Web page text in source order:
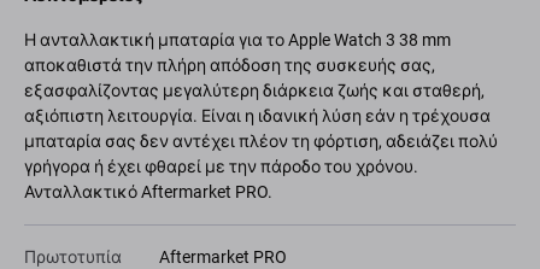
Η ανταλλακτική μπαταρία για το Apple Watch 3 38 mm
αποκαθιστά την πλήρη απόδοση της συσκευής σας,
εξασφαλίζοντας μεγαλύτερη διάρκεια ζωής και σταθερή,
αξιόπιστη λειτουργία. Είναι η ιδανική λύση εάν η τρέχουσα
μπαταρία σας δεν αντέχει πλέον τη φόρτιση, αδειάζει πολύ
γρήγορα ή έχει φθαρεί με την πάροδο του χρόνου.
Ανταλλακτικό Aftermarket PRO.
Πρωτοτυπία Aftermarket PRO